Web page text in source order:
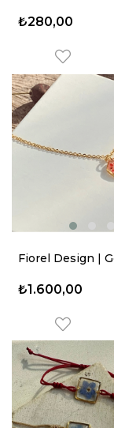
₺280,00
₺1.600,00